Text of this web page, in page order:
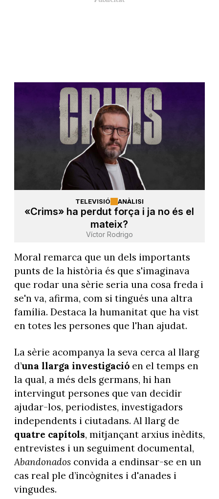
TELEVISIÓ ANÀLISI
«Crims» ha perdut força i ja no és el
mateix?
Víctor Rodrigo
Moral remarca que un dels importants
punts de la història és que s'imaginava
que rodar una sèrie seria una cosa freda i
se'n va, afirma, com si tingués una altra
família. Destaca la humanitat que ha vist
en totes les persones que l'han ajudat.
La sèrie acompanya la seva cerca al llarg
d’una llarga investigació en el temps en
la qual, a més dels germans, hi han
intervingut persones que van decidir
ajudar-los, periodistes, investigadors
independents i ciutadans. Al llarg de
quatre capítols, mitjançant arxius inèdits,
entrevistes i un seguiment documental,
Abandonadosconvida a endinsar-se en un
cas real ple d’incògnites i d'anades i
vingudes.